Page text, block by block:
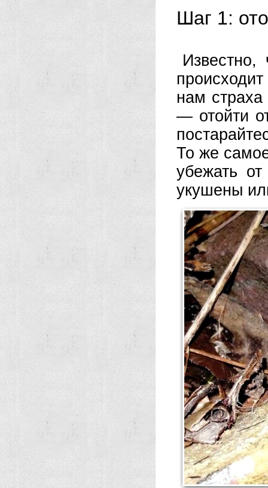
Шаг 1:
Известно,
нам
— отойти
То же
убежать
укушены